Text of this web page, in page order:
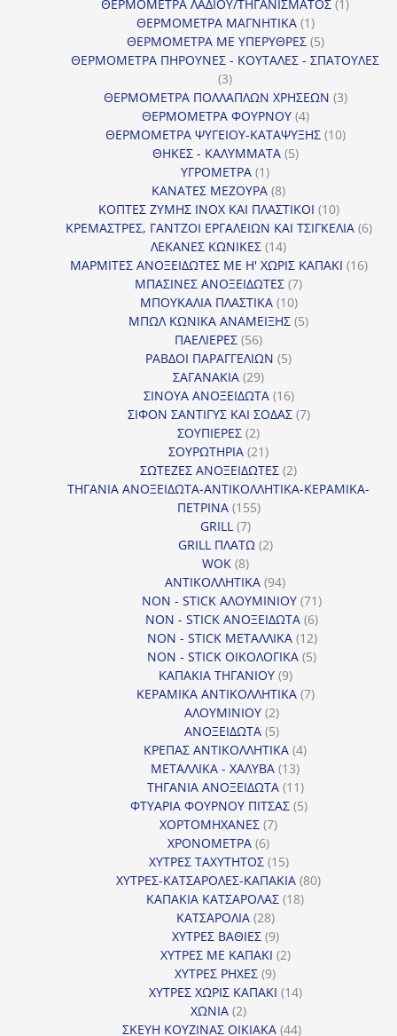
ΘΕΡΜΟΜΕΤΡΑ ΛΑΔΙΟΥ/ΤΗΓΑΝΙΣΜΑΤΟΣ 1
ΘΕΡΜΟΜΕΤΡΑ ΜΑΓΝΗΤΙΚΑ 11
προϊόν
ΘΕΡΜΟΜΕΤΡΑ ΜΕ ΥΠΕΡΥΘΡΕΣ 55
προϊόντα
ΘΕΡΜΟΜΕΤΡΑ ΠΗΡΟΥΝΕΣ - ΚΟΥΤΑΛΕΣ - ΣΠΑΤΟΥΛΕΣ
33
προϊόντα
ΘΕΡΜΟΜΕΤΡΑ ΠΟΛΛΑΠΛΩΝ ΧΡΗΣΕΩΝ 33
ΘΕΡΜΟΜΕΤΡΑ ΦΟΥΡΝΟΥ 44
προϊόντα
ΘΕΡΜΟΜΕΤΡΑ ΨΥΓΕΙΟΥ-ΚΑΤΑΨΥΞΗΣ 1010
ΘΗΚΕΣ - ΚΑΛΥΜΜΑΤΑ 55
ΥΓΡΟΜΕΤΡΑ 11
προϊόν
ΚΑΝΑΤΕΣ ΜΕΖΟΥΡΑ 88
προϊόντα
ΚΟΠΤΕΣ ΖΥΜΗΣ INOX ΚΑΙ ΠΛΑΣΤΙΚΟΙ 1010
προϊόντα
ΚΡΕΜΑΣΤΡΕΣ, ΓΑΝΤΖΟΙ ΕΡΓΑΛΕΙΩΝ ΚΑΙ ΤΣΙΓΚΕΛΙΑ 66
ΛΕΚΑΝΕΣ ΚΩΝΙΚΕΣ 1414
προϊόντα
ΜΑΡΜΙΤΕΣ ΑΝΟΞΕΙΔΩΤΕΣ ΜΕ Η' ΧΩΡΙΣ ΚΑΠΑΚΙ 1616
ΜΠΑΣΙΝΕΣ ΑΝΟΞΕΙΔΩΤΕΣ 77
ΜΠΟΥΚΑΛΙΑ ΠΛΑΣΤΙΚΑ 1010
προϊόντα
ΜΠΩΛ ΚΩΝΙΚΑ ΑΝΑΜΕΙΞΗΣ 55
ΠΑΕΛΙΕΡΕΣ 5656
προϊόντα
ΡΑΒΔΟΙ ΠΑΡΑΓΓΕΛΙΩΝ 55
ΣΑΓΑΝΑΚΙΑ 2929
προϊόντα
ΣΙΝΟΥΑ ΑΝΟΞΕΙΔΩΤΑ 1616
προϊόντα
ΣΙΦΟΝ ΣΑΝΤΙΓΥΣ ΚΑΙ ΣΟΔΑΣ 77
ΣΟΥΠΙΕΡΕΣ 22
προϊόντα
ΣΟΥΡΩΤΗΡΙΑ 2121
προϊόντα
ΣΩΤΕΖΕΣ ΑΝΟΞΕΙΔΩΤΕΣ 22
προϊόντα
ΤΗΓΑΝΙΑ ΑΝΟΞΕΙΔΩΤΑ-ΑΝΤΙΚΟΛΛΗΤΙΚΑ-ΚΕΡΑΜΙΚΑ-
ΠΕΤΡΙΝΑ 155155
GRILL 77
προϊόντα
GRILL ΠΛΑΤΩ 22
WOK 88
προϊόντα
ΑΝΤΙΚΟΛΛΗΤΙΚΑ 9494
προϊόντα
NON - STICK ΑΛΟΥΜΙΝΙΟΥ 7171
προϊόντα
NON - STICK ΑΝΟΞΕΙΔΩΤΑ 66
προϊόντα
NON - STICK ΜΕΤΑΛΛΙΚΑ 1212
προϊόντα
NON - STICK ΟΙΚΟΛΟΓΙΚΑ 55
ΚΑΠΑΚΙΑ ΤΗΓΑΝΙΟΥ 99
προϊόντα
ΚΕΡΑΜΙΚΑ ΑΝΤΙΚΟΛΛΗΤΙΚΑ 77
ΑΛΟΥΜΙΝΙΟΥ 22
προϊόντα
ΑΝΟΞΕΙΔΩΤΑ 55
προϊόντα
ΚΡΕΠΑΣ ΑΝΤΙΚΟΛΛΗΤΙΚΑ 44
ΜΕΤΑΛΛΙΚΑ - ΧΑΛΥΒΑ 1313
προϊόντα
ΤΗΓΑΝΙΑ ΑΝΟΞΕΙΔΩΤΑ 1111
προϊόντα
ΦΤΥΑΡΙΑ ΦΟΥΡΝΟΥ ΠΙΤΣΑΣ 55
ΧΟΡΤΟΜΗΧΑΝΕΣ 77
ΧΡΟΝΟΜΕΤΡΑ 66
προϊόντα
ΧΥΤΡΕΣ ΤΑΧΥΤΗΤΟΣ 1515
προϊόντα
ΧΥΤΡΕΣ-ΚΑΤΣΑΡΟΛΕΣ-ΚΑΠΑΚΙΑ 8080
ΚΑΠΑΚΙΑ ΚΑΤΣΑΡΟΛΑΣ 1818
ΚΑΤΣΑΡΟΛΙΑ 2828
προϊόντα
ΧΥΤΡΕΣ ΒΑΘΙΕΣ 99
προϊόντα
ΧΥΤΡΕΣ ΜΕ ΚΑΠΑΚΙ 22
ΧΥΤΡΕΣ ΡΗΧΕΣ 99
προϊόντα
ΧΥΤΡΕΣ ΧΩΡΙΣ ΚΑΠΑΚΙ 1414
ΧΩΝΙΑ 22
προϊόντα
ΣΚΕΥΗ ΚΟΥΖΙΝΑΣ ΟΙΚΙΑΚΑ 4444